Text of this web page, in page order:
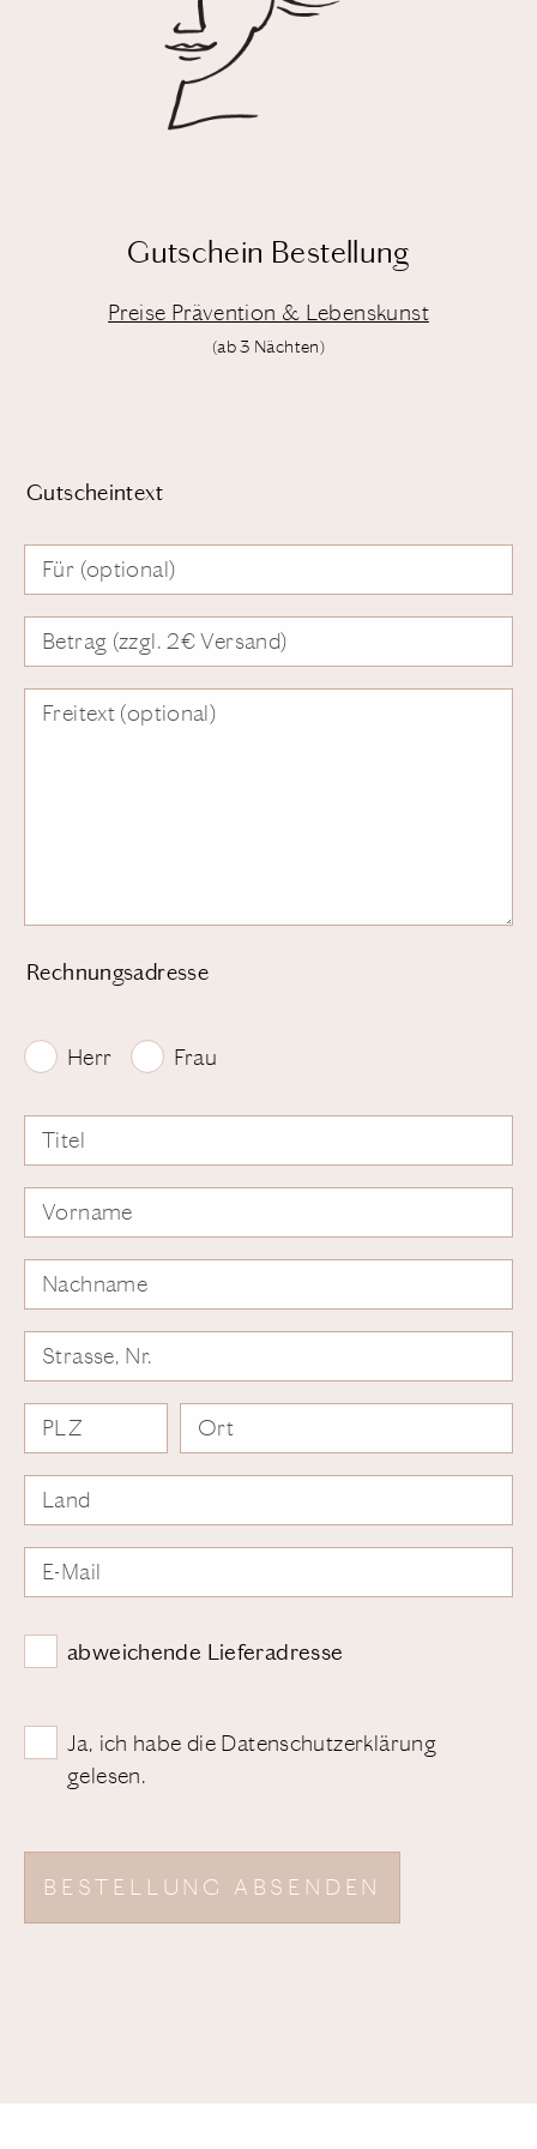
Gutschein Bestellung
Preise Prävention & Lebenskunst
(ab 3 Nächten)
Gutscheintext
Für (optional)
Betrag (zzgl. 2€ Versand)
Freitext (optional)
Rechnungsadresse
Herr Frau
Titel
Vorname
Nachname
Strasse, Nr.
PLZ Ort
Land
E-Mail
abweichende Lieferadresse
Ja, ich habe die Datenschutzerklärung
gelesen.